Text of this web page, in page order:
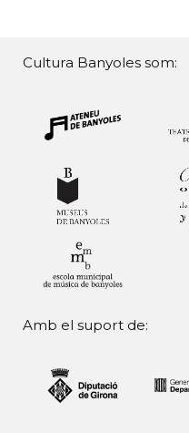
Cultura Banyoles som:
Amb el suport de: